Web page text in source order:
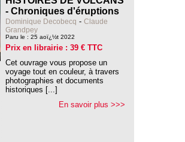
- Chroniques d'éruptions
Dominique Decobecq - Claude
Grandpey
Paru le : 25 aoï¿½t 2022
Prix en librairie : 39 € TTC
Cet ouvrage vous propose un
voyage tout en couleur, à travers
photographies et documents
historiques [...]
En savoir plus >>>